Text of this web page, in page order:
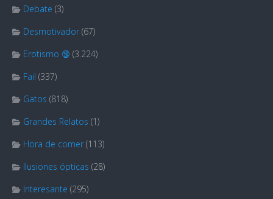
Debate (3)
Desmotivador (67)
Erotismo 🔞 (3.224)
Fail (337)
Gatos (818)
Grandes Relatos (1)
Hora de comer (113)
Ilusiones ópticas (28)
Interesante (295)